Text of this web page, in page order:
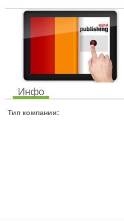
Инфо
Тип компании: